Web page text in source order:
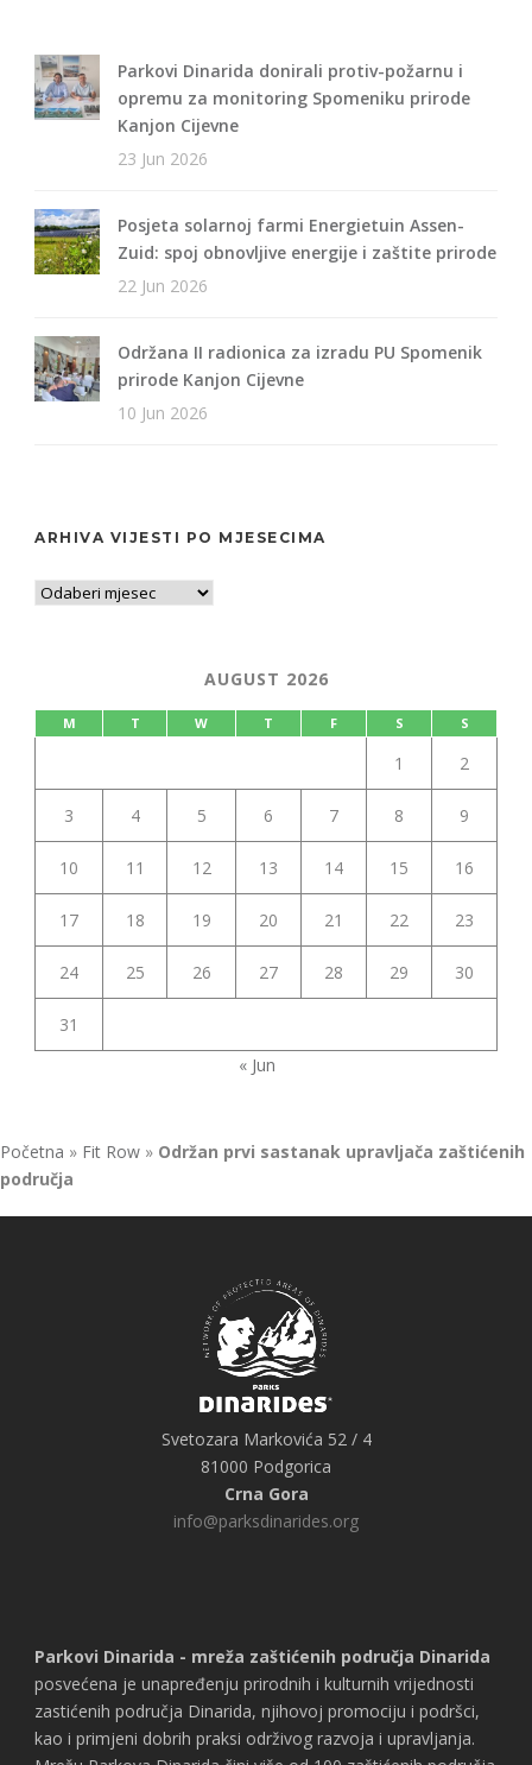
Parkovi Dinarida donirali protiv-požarnu i
opremu za monitoring Spomeniku prirode
Kanjon Cijevne
23 Jun 2026
Posjeta solarnoj farmi Energietuin Assen-
Zuid: spoj obnovljive energije i zaštite prirode
22 Jun 2026
Održana II radionica za izradu PU Spomenik
prirode Kanjon Cijevne
10 Jun 2026
ARHIVA VIJESTI PO MJESECIMA
AUGUST 2026
M T W T F S S
1 2
3 4 5 6 7 8 9
10 11 12 13 14 15 16
17 18 19 20 21 22 23
24 25 26 27 28 29 30
31
« Jun
Početna » Fit Row » Održan prvi sastanak upravljača zaštićenih
područja
Svetozara Markovića 52 / 4
81000 Podgorica
Crna Gora
info@parksdinarides.org
Parkovi Dinarida - mreža zaštićenih područja Dinarida
posvećena je unapređenju prirodnih i kulturnih vrijednosti
zastićenih područja Dinarida, njihovoj promociju i podršci,
kao i primjeni dobrih praksi održivog razvoja i upravljanja.